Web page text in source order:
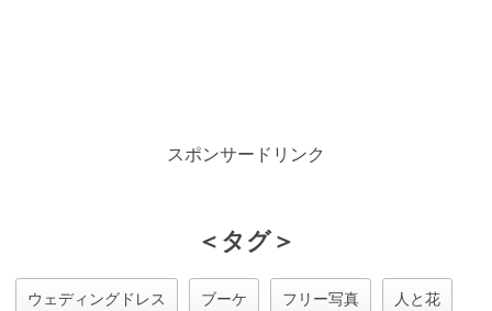
スポンサードリンク
＜タグ＞
ウェディングドレス ブーケ フリー写真 人と花